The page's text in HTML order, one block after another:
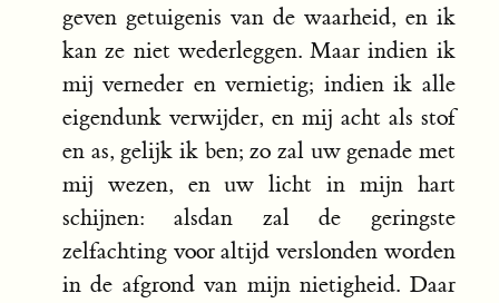
geven getuigenis van de waarheid, en ik
kan ze niet wederleggen. Maar indien ik
mij verneder en vernietig; indien ik alle
eigendunk verwijder, en mij acht als stof
en as, gelijk ik ben; zo zal uw genade met
mij wezen, en uw licht in mijn hart
schijnen: alsdan zal de geringste
zelfachting voor altijd verslonden worden
in de afgrond van mijn nietigheid. Daar